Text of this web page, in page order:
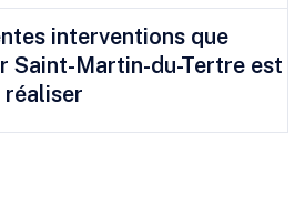
interventions que
Saint-Martin-du-Tertre est
réaliser